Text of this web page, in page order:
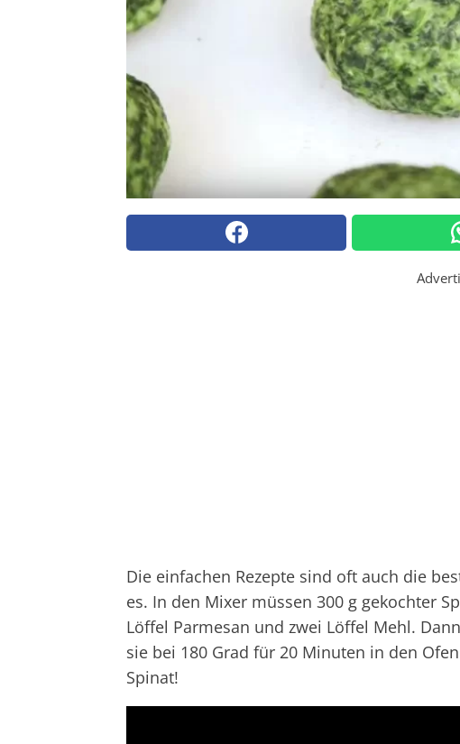
Die einfachen Rezepte sind oft auch die
es. In den Mixer müssen 300 g gekochter
Löffel Parmesan und zwei Löffel Mehl.
sie bei 180 Grad für 20 Minuten in den
Spinat!